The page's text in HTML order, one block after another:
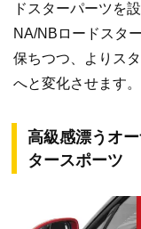
ドスターパーツを
NA/NBロードスタ
保ちつつ、よりス
へと変化させます。
高級感漂うオ
タースポーツ